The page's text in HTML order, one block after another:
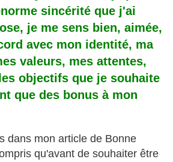
sincérité que j'ai
je me sens bien, aimée,
avec mon identité, ma
valeurs, mes attentes,
objectifs que je souhaite
que des bonus à mon
dans mon article de Bonne
qu'avant de souhaiter être